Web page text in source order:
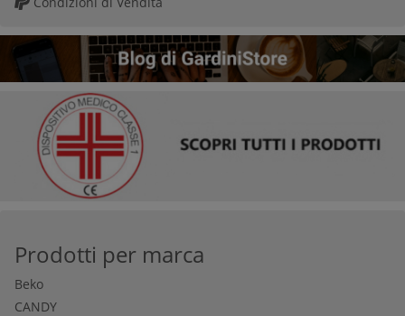
Prodotti per marca
Beko
CANDY